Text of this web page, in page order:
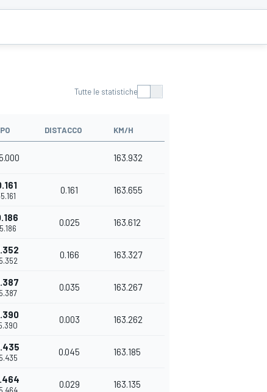
Tutte le statistiche
DISTACCO KM/H
163.932
0.161 163.655
0.025 163.612
0.166 163.327
0.035 163.267
0.003 163.262
0.045 163.185
0.029 163.135